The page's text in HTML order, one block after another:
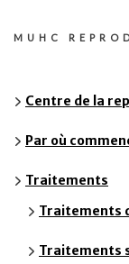
MUHC
Centre de la
Par où
Traitements
Traitements
Traitements